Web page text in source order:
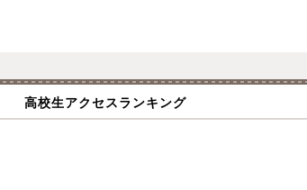
高校生アクセスランキング